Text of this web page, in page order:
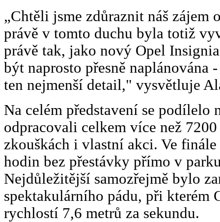
„Chtěli jsme zdůraznit náš zájem
právě v tomto duchu byla totiž
právě tak, jako nový Opel
být naprosto přesně naplánována
ten nejmenší detail," vysvětluje
Na celém představení se podílelo
odpracovali celkem více než
zkouškách i vlastní akci. Ve
hodin bez přestávky přímo v
Nejdůležitější samozřejmě bylo
spektakulárního pádu, při kterém
rychlostí 7,6 metrů za sekundu.